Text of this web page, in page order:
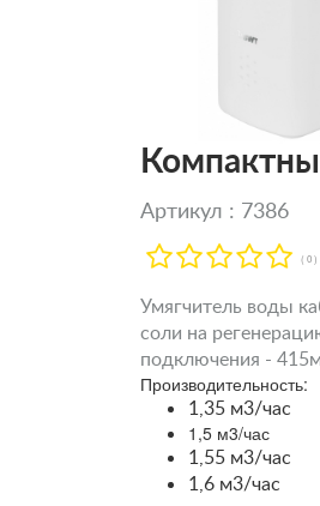
Артикул : 7386
( 0 )
Умягчитель воды
соли на
подключения -
Производительность:
1,35 м3/час
1,5 м3/час
1,55 м3/час
1,6 м3/час